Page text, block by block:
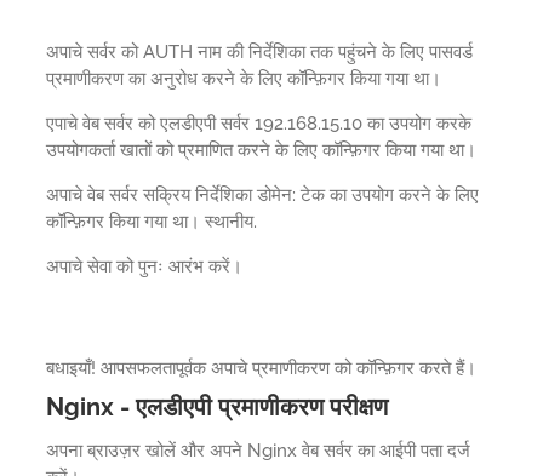
अपाचे सर्वर को AUTH नाम की निर्देशिका तक पहुंचने के लिए पासवर्ड
प्रमाणीकरण का अनुरोध करने के लिए कॉन्फ़िगर किया गया था।
एपाचे वेब सर्वर को एलडीएपी सर्वर 192.168.15.10 का उपयोग करके
उपयोगकर्ता खातों को प्रमाणित करने के लिए कॉन्फ़िगर किया गया था।
अपाचे वेब सर्वर सक्रिय निर्देशिका डोमेन: टेक का उपयोग करने के लिए
कॉन्फ़िगर किया गया था। स्थानीय.
अपाचे सेवा को पुनः आरंभ करें।
बधाइयाँ! आपसफलतापूर्वक अपाचे प्रमाणीकरण को कॉन्फ़िगर करते हैं।
Nginx - एलडीएपी प्रमाणीकरण परीक्षण
अपना ब्राउज़र खोलें और अपने Nginx वेब सर्वर का आईपी पता दर्ज